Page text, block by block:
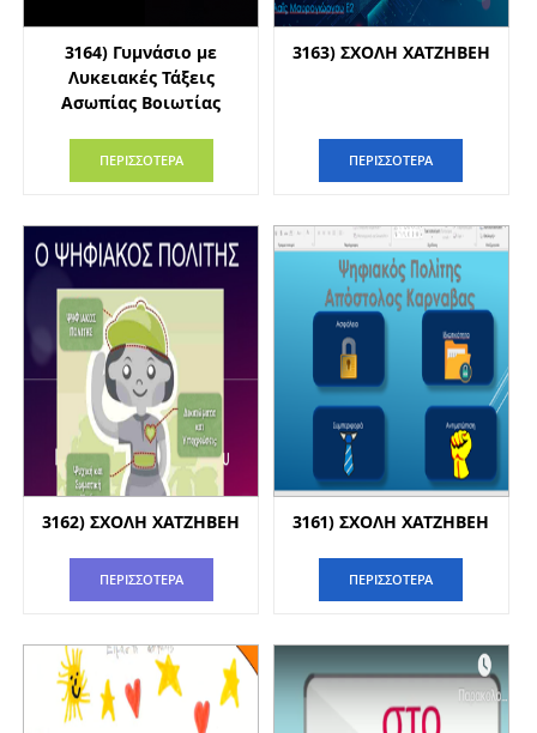
3164) Γυμνάσιο με
Λυκειακές Τάξεις
Ασωπίας Βοιωτίας
ΠΕΡΙΣΣΟΤΕΡΑ
3163) ΣΧΟΛΗ ΧΑΤΖΗΒΕΗ
ΠΕΡΙΣΣΟΤΕΡΑ
3162) ΣΧΟΛΗ ΧΑΤΖΗΒΕΗ
ΠΕΡΙΣΣΟΤΕΡΑ
3161) ΣΧΟΛΗ ΧΑΤΖΗΒΕΗ
ΠΕΡΙΣΣΟΤΕΡΑ